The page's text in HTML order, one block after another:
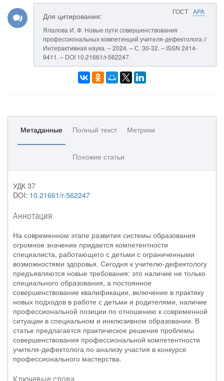
ГОСТ APA
Для цитирования:
Ялалова И. Ф. Новые пути совершенствования
профессиональных компетенций учителя-дефектолога //
Интерактивная наука. – 2024. – С. 30-32. – ISSN 2414-
9411. – DOI 10.21661/r-562247.
Метаданные Полный текст Метрики
Похожие статьи
УДК 37
DOI: 10.21661/r-562247
Аннотация
На современном этапе развития системы образования
огромное значение придается компетентности
специалиста, работающего с детьми с ограниченными
возможностями здоровья. Сегодня к учителю-дефектологу
предъявляются новые требования: это наличие не только
специального образования, а постоянное
совершенствование квалификации, включение в практику
новых подходов в работе с детьми и родителями, наличие
профессиональной позиции по отношению к современной
ситуации в специальном и инклюзивном образовании. В
статье предлагается практическое решение проблемы
совершенствования профессиональной компетентности
учителя-дефектолога по анализу участия в конкурсе
профессионального мастерства.